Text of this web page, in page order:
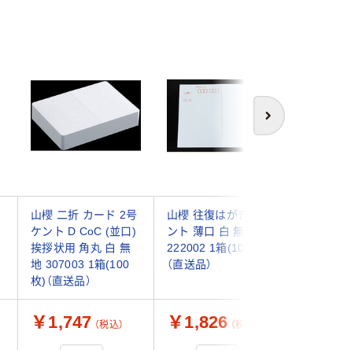
次へ
山櫻 二折 カード 2号
ケント D CoC (並口)
挨拶状用 角丸 白 無
地 307003 1箱(100
枚)（直送品）
山櫻 往復はがき B ケ
ント 薄口 白 無地
222002 1箱(100枚)
（直送品）
￥1,747 （税込） ￥1,826 （税込）